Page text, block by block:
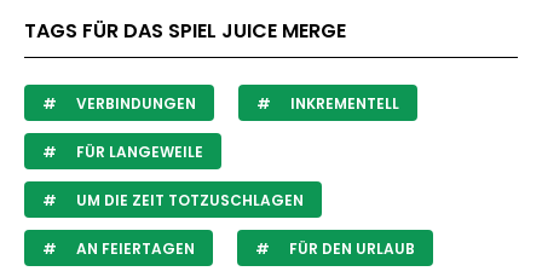
TAGS FÜR DAS SPIEL JUICE MERGE
VERBINDUNGEN INKREMENTELL
FÜR LANGEWEILE
UM DIE ZEIT TOTZUSCHLAGEN
AN FEIERTAGEN FÜR DEN URLAUB